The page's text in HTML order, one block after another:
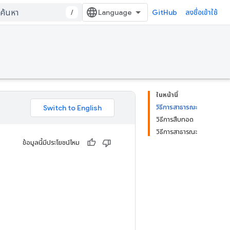
/ GitHub ลงชื่อเข้าใช้
ในหน้านี้
วิธีการสาธารณะ
วิธีการสืบทอด
วิธีการสาธารณะ
ข้อมูลนี้มีประโยชน์ไหม